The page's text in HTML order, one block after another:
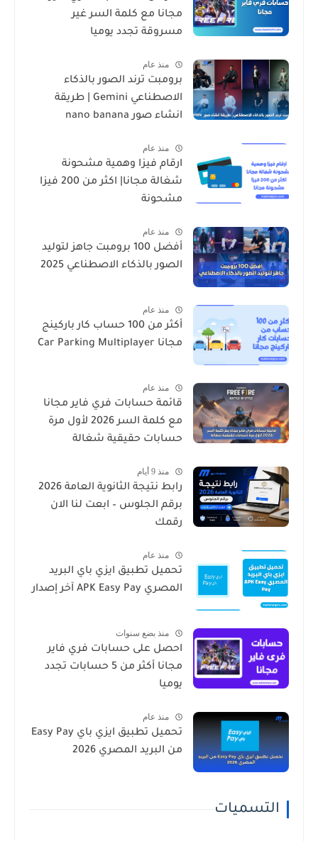
مجانا مع كلمة السر غير
مسروقة تجدد يوميا
منذ عام
برومبت ترند الصور بالذكاء
الاصطناعي Gemini | طريقة
انشاء صور nano banana
منذ عام
ارقام فيزا وهمية مشحونة
شغالة مجانا| اكثر من 200 فيزا
مشحونة
منذ عام
أفضل 100 برومبت جاهز لتوليد
الصور بالذكاء الاصطناعي 2025
منذ عام
أكثر من 100 حساب كار باركينج
مجانا Car Parking Multiplayer
منذ عام
قائمة حسابات فري فاير مجانا
مع كلمة السر 2026 لأول مرة
حسابات حقيقية شغالة
منذ 9 أيام
رابط نتيجة الثانوية العامة 2026
برقم الجلوس – ابعت لنا الان
رقمك
منذ عام
تحميل تطبيق ايزي باي البريد
المصري APK Easy Pay آخر إصدار
منذ بضع سنوات
احصل على حسابات فري فاير
مجانا أكثر من 5 حسابات تجدد
يوميا
منذ عام
تحميل تطبيق ايزي باي Easy Pay
من البريد المصري 2026
التسميات